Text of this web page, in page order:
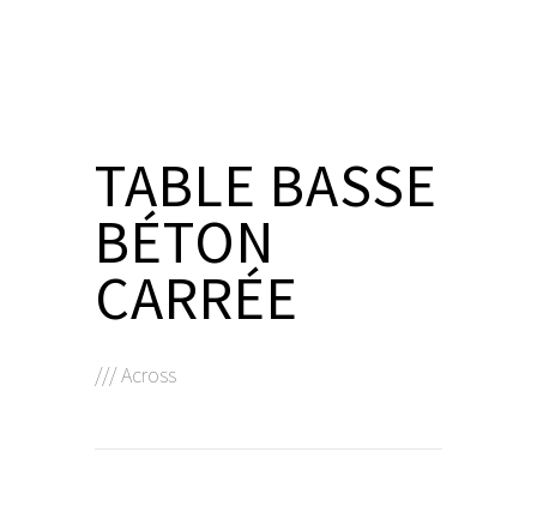
R. CHAUVIN
- Artisan Créateur -
TABLE BASSE
BÉTON
CARRÉE
/// Across